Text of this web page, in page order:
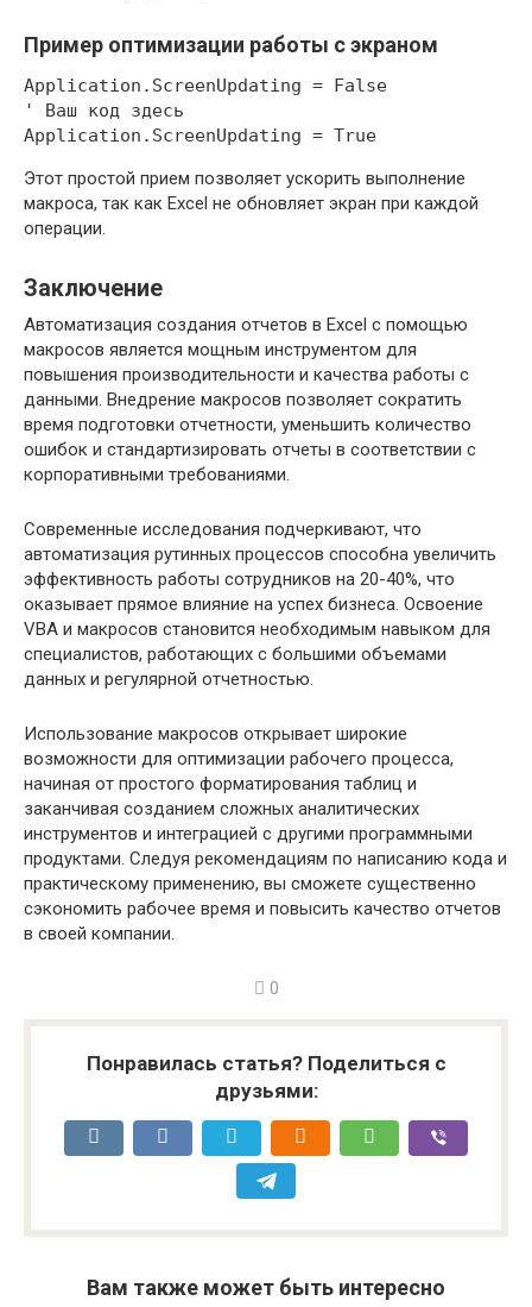
Пример оптимизации работы с экраном
Application.ScreenUpdating = False
' Ваш код здесь
Этот простой прием позволяет ускорить выполнение
макроса, так как Excel не обновляет экран при каждой
операции.
Заключение
Автоматизация создания отчетов в Excel с помощью
макросов является мощным инструментом для
повышения производительности и качества работы с
данными. Внедрение макросов позволяет сократить
время подготовки отчетности, уменьшить количество
ошибок и стандартизировать отчеты в соответствии с
корпоративными требованиями.
Современные исследования подчеркивают, что
автоматизация рутинных процессов способна увеличить
эффективность работы сотрудников на 20-40%, что
оказывает прямое влияние на успех бизнеса. Освоение
VBA и макросов становится необходимым навыком для
специалистов, работающих с большими объемами
данных и регулярной отчетностью.
Использование макросов открывает широкие
возможности для оптимизации рабочего процесса,
начиная от простого форматирования таблиц и
заканчивая созданием сложных аналитических
инструментов и интеграцией с другими программными
продуктами. Следуя рекомендациям по написанию кода и
практическому применению, вы сможете существенно
сэкономить рабочее время и повысить качество отчетов
в своей компании.
0
Понравилась статья? Поделиться с
друзьями:
Вам также может быть интересно